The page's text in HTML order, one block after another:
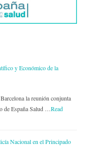
y Económico de la
la reunión conjunta
de España Salud …Read
Nacional en el Principado